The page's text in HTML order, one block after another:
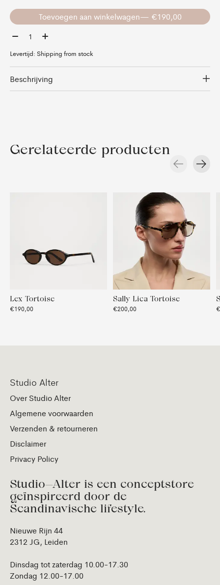
Toevoegen aan winkelwagen
— €190,00
Aantal:
Levertijd: Shipping from stock
Beschrijving
Gerelateerde producten
Lex Tortoise
€190,00
Sally Lica Tortoise
€200,00
Studio Alter
Over Studio Alter
Algemene voorwaarden
Verzenden & retourneren
Disclaimer
Privacy Policy
Studio—Alter is een conceptstore
geïnspireerd door de
Scandinavische lifestyle.
Nieuwe Rijn 44
2312 JG, Leiden
Dinsdag tot zaterdag 10.00-17.30
Zondag 12.00-17.00